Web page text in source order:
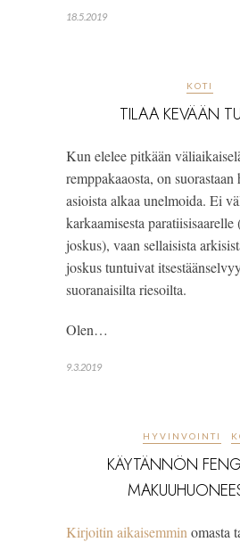
18.5.2019
KOTI
TILAA KEVÄÄN
Kun elelee pitkään
remppakaaosta, on suorastaan
asioista alkaa unelmoida. Ei
karkaamisesta
joskus), vaan sellaisista
joskus tuntuivat
suoranaisilta riesoilta.
Olen…
9.3.2019
HYVINVOINTI
KÄYTÄNNÖN
Kirjoitin aikaisemmin omasta